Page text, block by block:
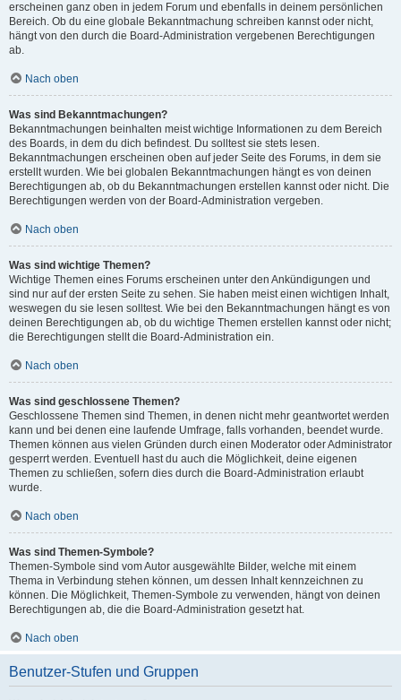
erscheinen ganz oben in jedem Forum und ebenfalls in deinem persönlichen
Bereich. Ob du eine globale Bekanntmachung schreiben kannst oder nicht,
hängt von den durch die Board-Administration vergebenen Berechtigungen
ab.
Nach oben
Was sind Bekanntmachungen?
Bekanntmachungen beinhalten meist wichtige Informationen zu dem Bereich
des Boards, in dem du dich befindest. Du solltest sie stets lesen.
Bekanntmachungen erscheinen oben auf jeder Seite des Forums, in dem sie
erstellt wurden. Wie bei globalen Bekanntmachungen hängt es von deinen
Berechtigungen ab, ob du Bekanntmachungen erstellen kannst oder nicht. Die
Berechtigungen werden von der Board-Administration vergeben.
Nach oben
Was sind wichtige Themen?
Wichtige Themen eines Forums erscheinen unter den Ankündigungen und
sind nur auf der ersten Seite zu sehen. Sie haben meist einen wichtigen Inhalt,
weswegen du sie lesen solltest. Wie bei den Bekanntmachungen hängt es von
deinen Berechtigungen ab, ob du wichtige Themen erstellen kannst oder nicht;
die Berechtigungen stellt die Board-Administration ein.
Nach oben
Was sind geschlossene Themen?
Geschlossene Themen sind Themen, in denen nicht mehr geantwortet werden
kann und bei denen eine laufende Umfrage, falls vorhanden, beendet wurde.
Themen können aus vielen Gründen durch einen Moderator oder Administrator
gesperrt werden. Eventuell hast du auch die Möglichkeit, deine eigenen
Themen zu schließen, sofern dies durch die Board-Administration erlaubt
wurde.
Nach oben
Was sind Themen-Symbole?
Themen-Symbole sind vom Autor ausgewählte Bilder, welche mit einem
Thema in Verbindung stehen können, um dessen Inhalt kennzeichnen zu
können. Die Möglichkeit, Themen-Symbole zu verwenden, hängt von deinen
Berechtigungen ab, die die Board-Administration gesetzt hat.
Nach oben
Benutzer-Stufen und Gruppen